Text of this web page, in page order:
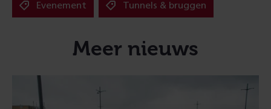
Evenement Tunnels & bruggen
Meer nieuws